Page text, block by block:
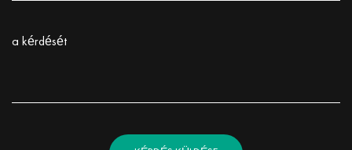
a kérdését